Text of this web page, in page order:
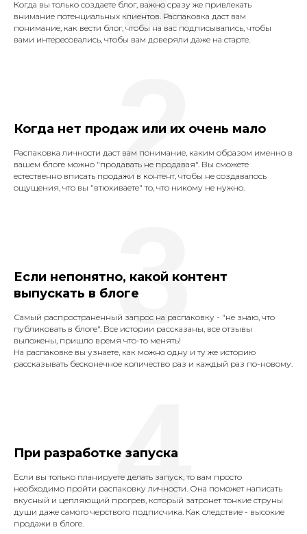
Когда вы только создаете блог, важно сразу же привлекать
внимание потенциальных клиентов. Распаковка даст вам
понимание, как вести блог, чтобы на вас подписывались, чтобы
вами интересовались, чтобы вам доверяли даже на старте.
Когда нет продаж или их очень мало
Распаковка личности даст вам понимание, каким образом именно в
вашем блоге можно "продавать не продавая". Вы сможете
естественно вписать продажи в контент, чтобы не создавалось
ощущения, что вы "втюхиваете" то, что никому не нужно.
2
Если непонятно, какой контент
выпускать в блоге
Самый распространенный запрос на распаковку - "не знаю, что
публиковать в блоге". Все истории рассказаны, все отзывы
выложены, пришло время что-то менять!
На распаковке вы узнаете, как можно одну и ту же историю
рассказывать бесконечное количество раз и каждый раз по-новому.
3
При разработке запуска
Если вы только планируете делать запуск, то вам просто
необходимо пройти распаковку личности. Она поможет написать
вкусный и цепляющий прогрев, который затронет тонкие струны
души даже самого черствого подписчика. Как следствие - высокие
продажи в блоге.
4